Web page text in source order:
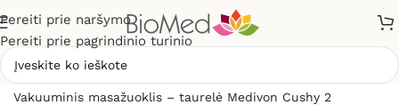
Pereiti prie naršymo
Pereiti prie pagrindinio turinio
Vakuuminis masažuoklis – taurelė Medivon Cushy 2